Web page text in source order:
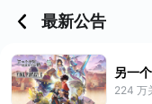
最新公告
另一
224 万